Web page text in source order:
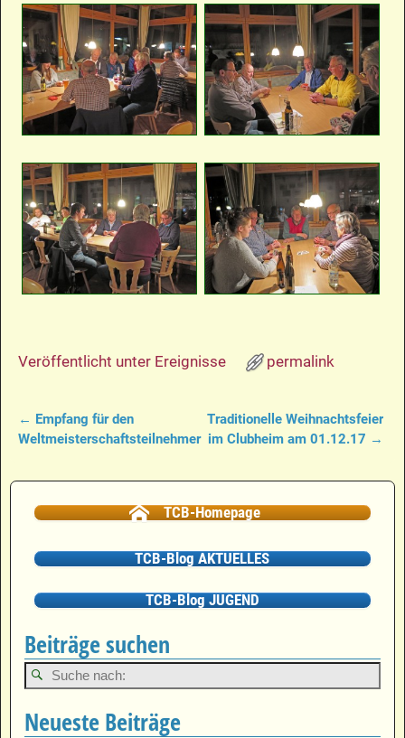
Veröffentlicht unter Ereignisse permalink
Artikelnavigation
← Empfang für den
Weltmeisterschaftsteilnehmer
Traditionelle Weihnachtsfeier
im Clubheim am 01.12.17 →
TCB-Homepage
TCB-Blog AKTUELLES
TCB-Blog JUGEND
Beiträge suchen
Neueste Beiträge